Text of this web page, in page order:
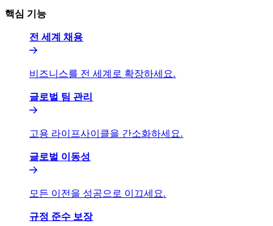
핵심 기능​​
전 세계 채용​​
비즈니스를 전 세계로 확장하세요.​​
글로벌 팀 관리​​
고용 라이프사이클을 간소화하세요.​​
글로벌 이동성​​
모든 이전을 성공으로 이끄세요.​​
규정 준수 보장​​